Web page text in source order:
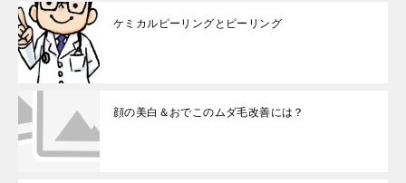
ケミカルピーリングとピーリング
顔の美白＆おでこのムダ毛改善には？